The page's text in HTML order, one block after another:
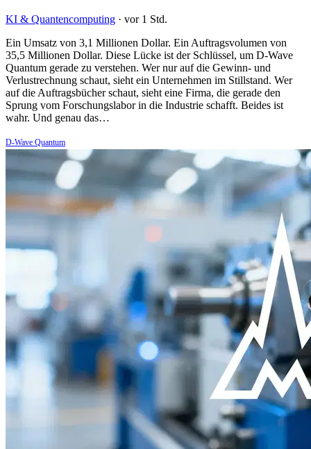
KI & Quantencomputing · vor 1 Std.
Ein Umsatz von 3,1 Millionen Dollar. Ein Auftragsvolumen von
35,5 Millionen Dollar. Diese Lücke ist der Schlüssel, um D-Wave
Quantum gerade zu verstehen. Wer nur auf die Gewinn- und
Verlustrechnung schaut, sieht ein Unternehmen im Stillstand. Wer
auf die Auftragsbücher schaut, sieht eine Firma, die gerade den
Sprung vom Forschungslabor in die Industrie schafft. Beides ist
wahr. Und genau das…
D-Wave Quantum